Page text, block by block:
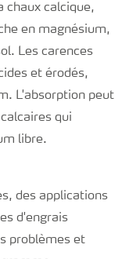
chaux calcique,
en magnésium,
Les carences
et érodés,
L'absorption peut
qui
libre.
des applications
d'engrais
problèmes et